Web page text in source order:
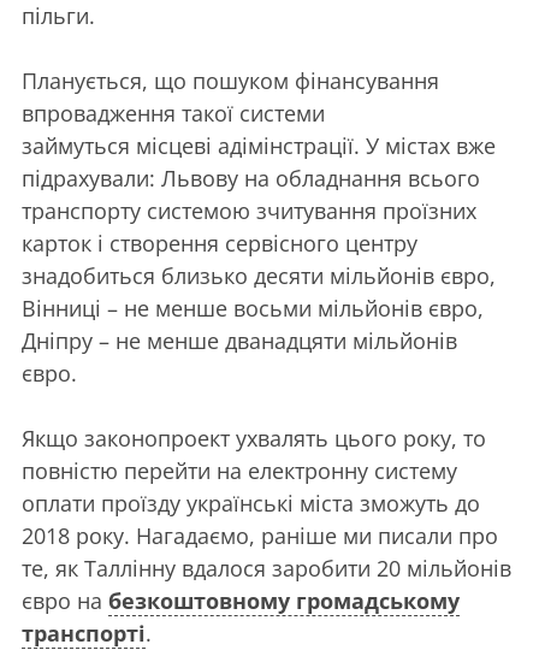
пільги.
Планується, що пошуком фінансування
впровадження такої системи
займуться місцеві адімінстрації. У містах вже
підрахували: Львову на обладнання всього
транспорту системою зчитування проїзних
карток і створення сервісного центру
знадобиться близько десяти мільйонів євро,
Вінниці – не менше восьми мільйонів євро,
Дніпру – не менше дванадцяти мільйонів
євро.
Якщо законопроект ухвалять цього року, то
повністю перейти на електронну систему
оплати проїзду українські міста зможуть до
2018 року. Нагадаємо, раніше ми писали про
те, як Таллінну вдалося заробити 20 мільйонів
євро на безкоштовному громадському
транспорті.